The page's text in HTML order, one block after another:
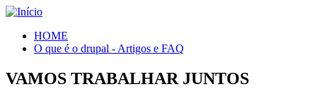
HOME
O que é o drupal - Artigos e FAQ
VAMOS TRABALHAR JUNTOS